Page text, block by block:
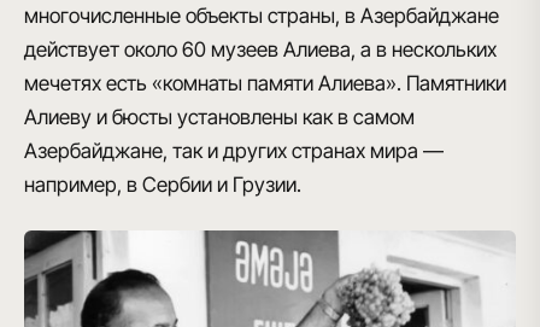
многочисленные объекты страны, в Азербайджане
действует около 60 музеев Алиева, а в нескольких
мечетях есть «комнаты памяти Алиева». Памятники
Алиеву и бюсты установлены как в самом
Азербайджане, так и других странах мира —
например, в Сербии и Грузии.